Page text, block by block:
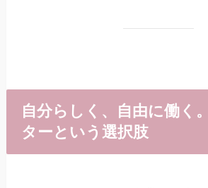
自分らしく、自由に働く
ターという選択肢